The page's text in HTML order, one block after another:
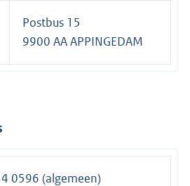
Postbus 15
9900 AA APPINGEDAM
0596 (algemeen)